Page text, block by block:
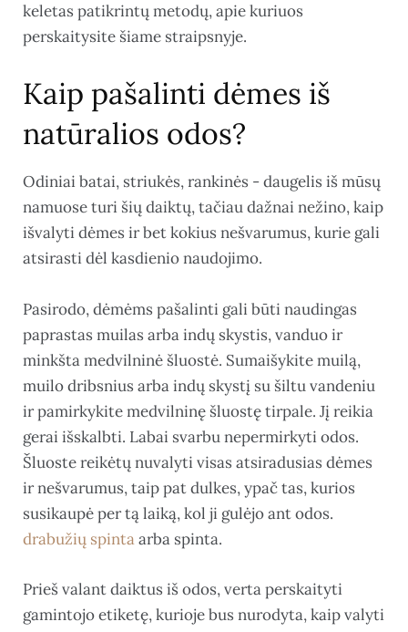
keletas patikrintų metodų, apie kuriuos
perskaitysite šiame straipsnyje.
Kaip pašalinti dėmes iš
natūralios odos?
Odiniai batai, striukės, rankinės - daugelis iš mūsų
namuose turi šių daiktų, tačiau dažnai nežino, kaip
išvalyti dėmes ir bet kokius nešvarumus, kurie gali
atsirasti dėl kasdienio naudojimo.
Pasirodo, dėmėms pašalinti gali būti naudingas
paprastas muilas arba indų skystis, vanduo ir
minkšta medvilninė šluostė. Sumaišykite muilą,
muilo dribsnius arba indų skystį su šiltu vandeniu
ir pamirkykite medvilninę šluostę tirpale. Jį reikia
gerai išskalbti. Labai svarbu nepermirkyti odos.
Šluoste reikėtų nuvalyti visas atsiradusias dėmes
ir nešvarumus, taip pat dulkes, ypač tas, kurios
susikaupė per tą laiką, kol ji gulėjo ant odos.
drabužių spintaarba spinta.
Prieš valant daiktus iš odos, verta perskaityti
gamintojo etiketę, kurioje bus nurodyta, kaip valyti